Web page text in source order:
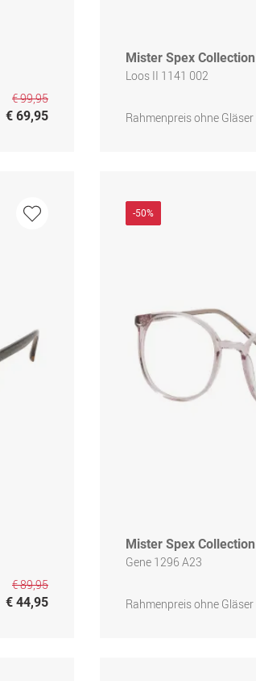
€ 99,95
€ 69,95
Mister Spex Collection
Loos II 1141 002
Rahmenpreis ohne Gläser
€ 89,95
€ 44,95
-50%
Mister Spex Collection
Gene 1296 A23
Rahmenpreis ohne Gläser